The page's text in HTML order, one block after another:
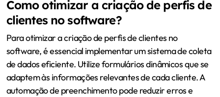
Como otimizar a criação de perfis de
clientes no software?
Para otimizar a criação de perfis de clientes no
software, é essencial implementar um sistema de coleta
de dados eficiente. Utilize formulários dinâmicos que se
adaptem às informações relevantes de cada cliente. A
automação de preenchimento pode reduzir erros e